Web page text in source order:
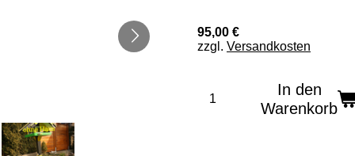
95,00 €
zzgl. Versandkosten
In den
Warenkorb